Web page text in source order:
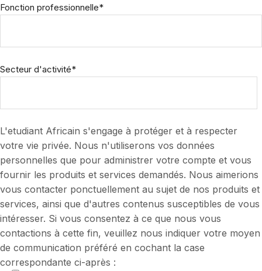
Fonction professionnelle*
Secteur d'activité*
L'etudiant Africain s'engage à protéger et à respecter
votre vie privée. Nous n'utiliserons vos données
personnelles que pour administrer votre compte et vous
fournir les produits et services demandés. Nous aimerions
vous contacter ponctuellement au sujet de nos produits et
services, ainsi que d'autres contenus susceptibles de vous
intéresser. Si vous consentez à ce que nous vous
contactions à cette fin, veuillez nous indiquer votre moyen
de communication préféré en cochant la case
correspondante ci-après :